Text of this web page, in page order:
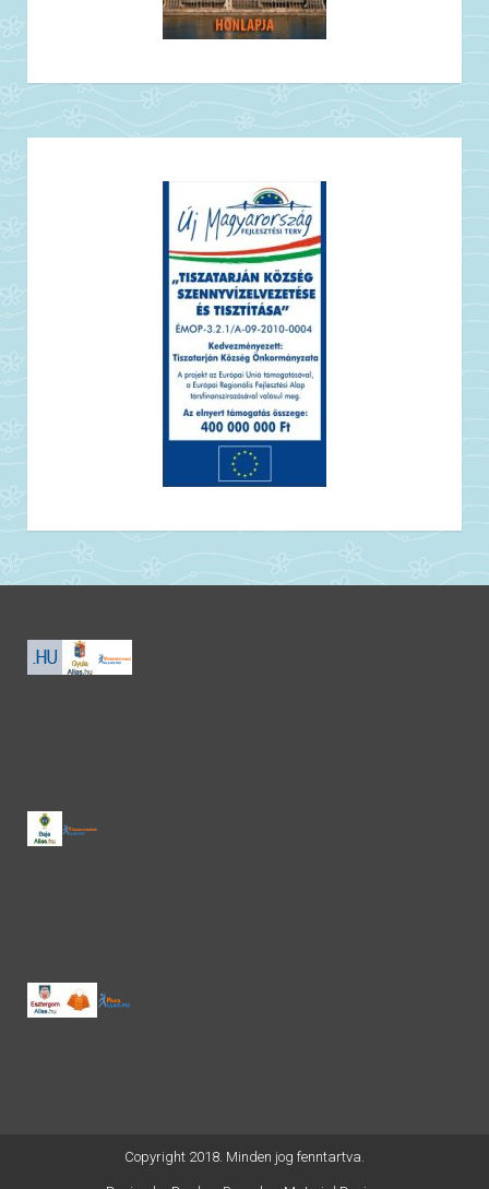
Copyright 2018. Minden jog fenntartva.